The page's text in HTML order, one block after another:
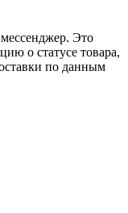
Это
о статусе товара,
по данным